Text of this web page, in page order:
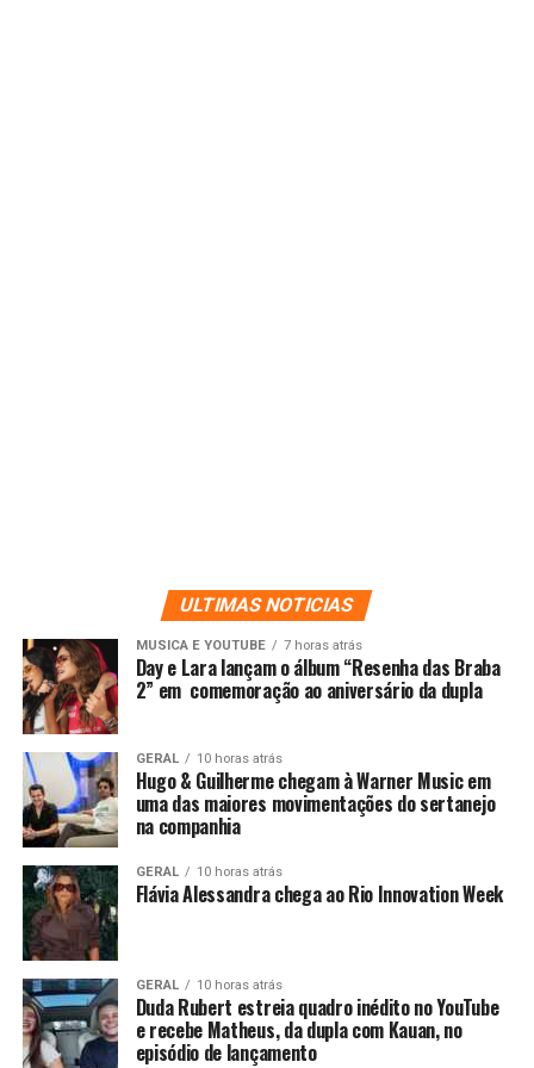
ULTIMAS NOTICIAS
MUSICA E YOUTUBE 7 horas atrás
Day e Lara lançam o álbum “Resenha das Braba
2” em comemoração ao aniversário da dupla
GERAL 10 horas atrás
Hugo & Guilherme chegam à Warner Music em
uma das maiores movimentações do sertanejo
na companhia
GERAL 10 horas atrás
Flávia Alessandra chega ao Rio Innovation Week
GERAL 10 horas atrás
Duda Rubert estreia quadro inédito no YouTube
e recebe Matheus, da dupla com Kauan, no
episódio de lançamento